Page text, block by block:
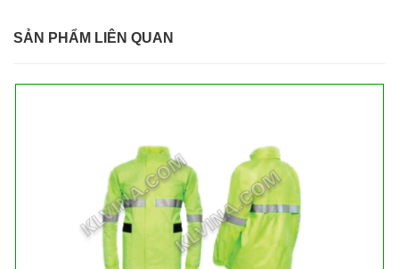
SẢN PHẨM LIÊN QUAN